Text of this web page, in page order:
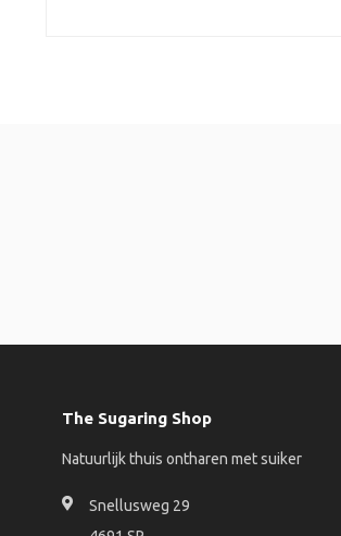
The Sugaring Shop
Natuurlijk thuis ontharen met suiker
Snellusweg 29